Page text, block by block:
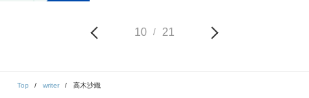
10 / 21
Top writer 高木沙織